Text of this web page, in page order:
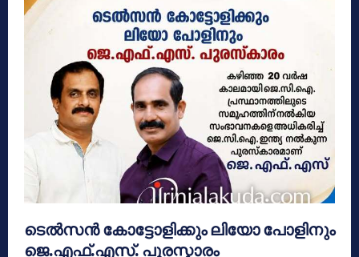
ടെൽസൻ കോട്ടോളിക്കും ലിയോ പോളിനും
ജെ.എഫ്.എസ്. പുരസ്കാരം